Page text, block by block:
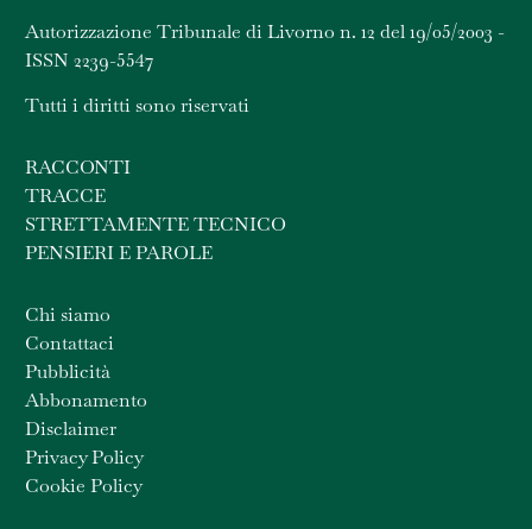
Autorizzazione Tribunale di Livorno n. 12 del 19/05/2003 -
ISSN 2239-5547
Tutti i diritti sono riservati
RACCONTI
TRACCE
STRETTAMENTE TECNICO
PENSIERI E PAROLE
Chi siamo
Contattaci
Pubblicità
Abbonamento
Disclaimer
Privacy Policy
Cookie Policy